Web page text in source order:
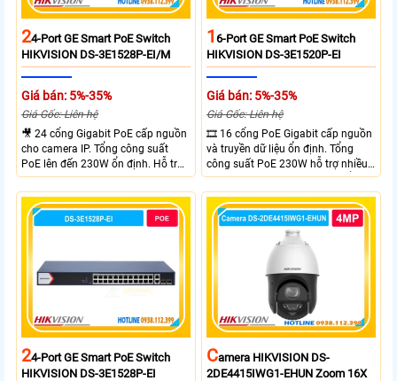
24-Port GE Smart PoE Switch
HIKVISION DS-3E1528P-EI/M
Giá bán: 5%-35%
Giá Gốc: Liên hệ
🎥 24 cổng Gigabit PoE cấp nguồn
cho camera IP. Tổng công suất
PoE lên đến 230W ổn định. Hỗ trợ
truyền PoE xa đến 300 mét. Băng
thông chuyển mạch đạt 68 Gbps
mạnh mẽ.
16-Port GE Smart PoE Switch
HIKVISION DS-3E1520P-EI
Giá bán: 5%-35%
Giá Gốc: Liên hệ
🎞 16 cổng PoE Gigabit cấp nguồn
và truyền dữ liệu ổn định. Tổng
công suất PoE 230W hỗ trợ nhiều
thiết bị cùng lúc. Tốc độ chuyển
mạch 68Gbps đảm bảo hiệu suất
cao ổn định. Hỗ trợ truyền PoE xa
lên đến 300m cho hệ thống
24-Port GE Smart PoE Switch
HIKVISION DS-3E1528P-EI
CAmera HIKVISION DS-
2DE4415IWG1-EHUN Zoom 16X